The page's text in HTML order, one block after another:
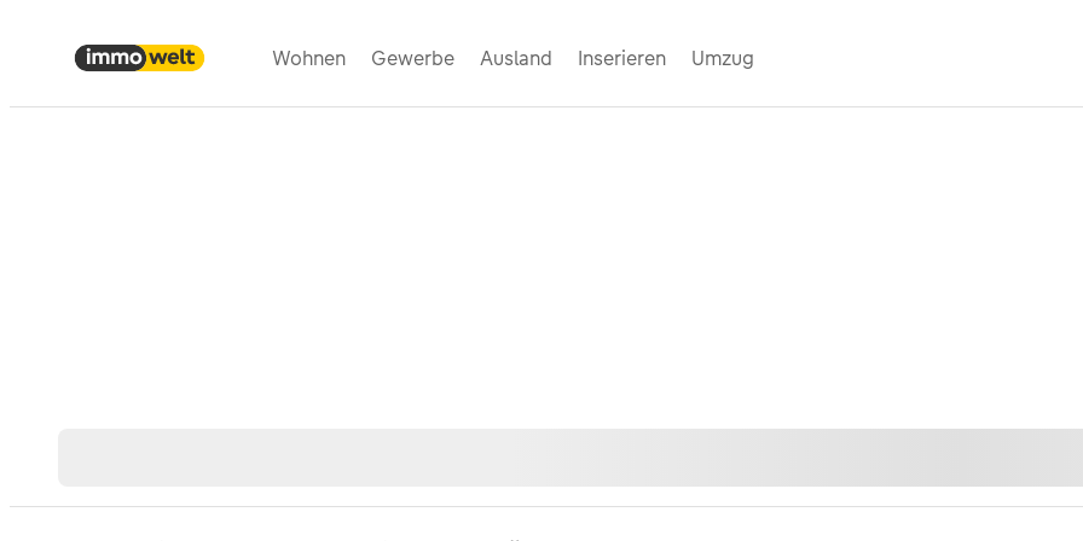
Wohnen Gewerbe Ausland Inserieren Umzug